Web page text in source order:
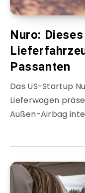
Nuro:
Passanten
Das US-Startup
Lieferwagen
Außen-Airbag